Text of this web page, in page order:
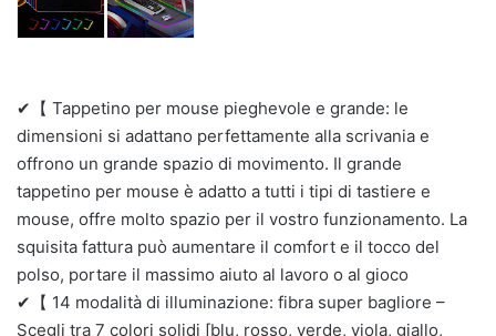
✔【 Tappetino per mouse pieghevole e grande: le
dimensioni si adattano perfettamente alla scrivania e
offrono un grande spazio di movimento. Il grande
tappetino per mouse è adatto a tutti i tipi di tastiere e
mouse, offre molto spazio per il vostro funzionamento. La
squisita fattura può aumentare il comfort e il tocco del
polso, portare il massimo aiuto al lavoro o al gioco
✔【 14 modalità di illuminazione: fibra super bagliore –
Scegli tra 7 colori solidi [blu, rosso, verde, viola, giallo,